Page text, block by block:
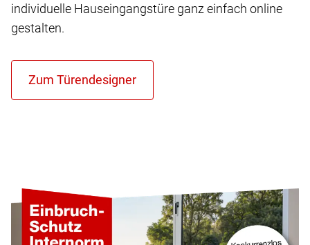
individuelle Hauseingangstüre ganz einfach online
gestalten.